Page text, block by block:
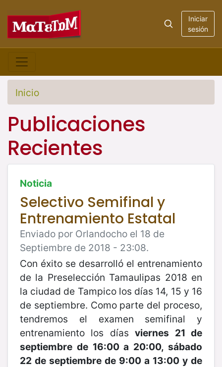
Iniciar
sesión
Inicio
Publicaciones
Recientes
Noticia
Selectivo Semifinal y
Entrenamiento Estatal
Enviado por Orlandocho el 18 de
Septiembre de 2018 - 23:08.
Con éxito se desarrolló el entrenamiento
de la Preselección Tamaulipas 2018 en
la ciudad de Tampico los días 14, 15 y 16
de septiembre. Como parte del proceso,
tendremos el examen semifinal y
entrenamiento los díasviernes 21 de
septiembre de 16:00 a 20:00, sábado
22 de septiembre de 9:00 a 13:00 y de